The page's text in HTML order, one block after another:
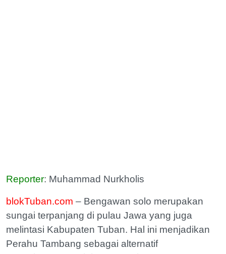
Reporter: Muhammad Nurkholis
blokTuban.com – Bengawan solo merupakan
sungai terpanjang di pulau Jawa yang juga
melintasi Kabupaten Tuban. Hal ini menjadikan
Perahu Tambang sebagai alternatif